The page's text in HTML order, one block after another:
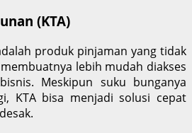
(KTA)
produk pinjaman yang tidak
lebih mudah diakses
Meskipun suku bunganya
KTA bisa menjadi solusi cepat